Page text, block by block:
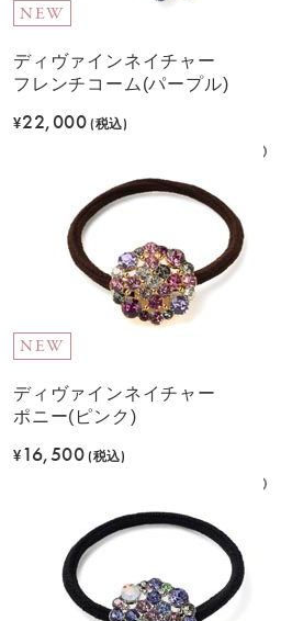
NEW
ディヴァインネイチャー
フレンチコーム(パープル)
¥22,000(税込)
NEW
ディヴァインネイチャー
ポニー(ピンク)
¥ 16,500(税込)